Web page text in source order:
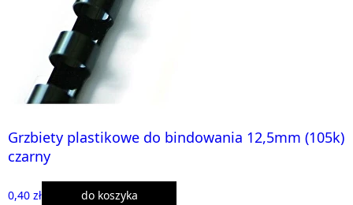
Grzbiety plastikowe do bindowania 12,5mm (105k)
czarny
0,40 zł do koszyka